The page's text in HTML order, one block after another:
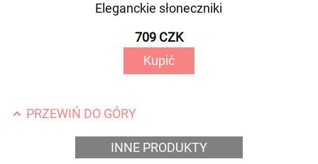
Eleganckie słoneczniki
709 CZK
Kupić
PRZEWIŃ DO GÓRY
INNE PRODUKTY